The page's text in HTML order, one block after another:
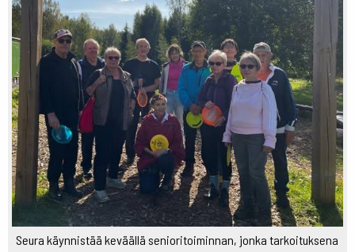
Seura käynnistää keväällä senioritoiminnan, jonka tarkoituksena